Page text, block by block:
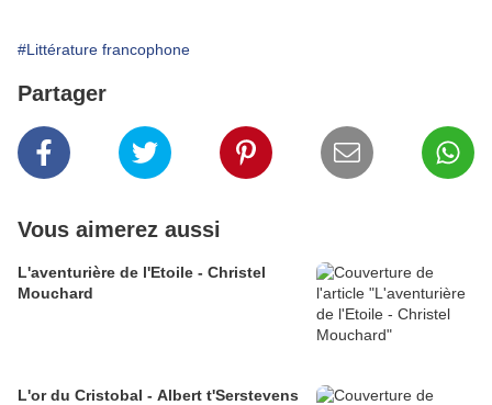
#Littérature francophone
Partager
Vous aimerez aussi
L'aventurière de l'Etoile - Christel
Mouchard
L'or du Cristobal - Albert t'Serstevens